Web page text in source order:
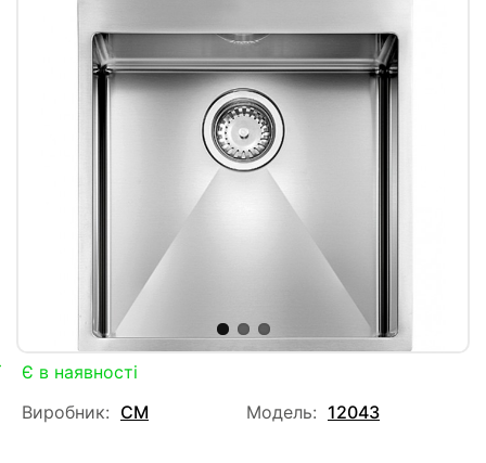
Є в наявності
Виробник: CM Модель: 12043